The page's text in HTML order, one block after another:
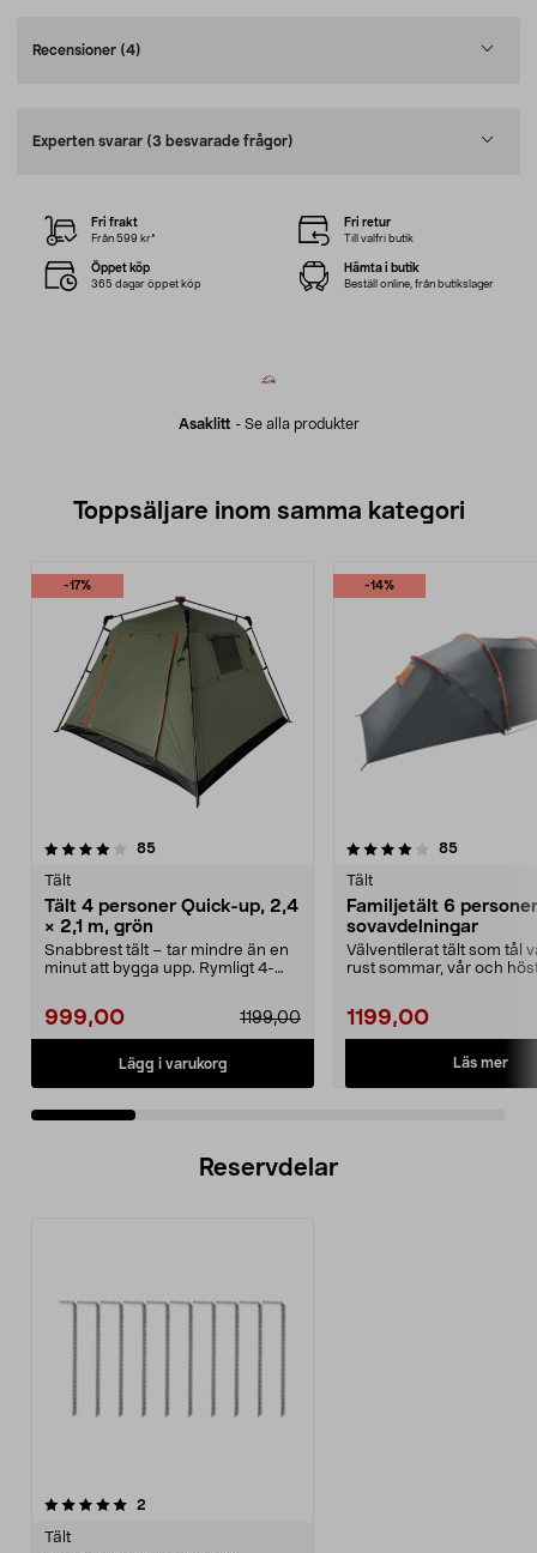
Recensioner (4)
Experten svarar (3 besvarade frågor)
Asaklitt - Se alla produkter
Fri frakt
Från 599 kr*
Fri retur
Till valfri butik
Öppet köp
365 dagar öppet köp
Hämta i butik
Beställ online, från butikslager
Toppsäljare inom samma kategori
-17%
85recensioner
Tält
Tält 4 personer Quick-up, 2,4
× 2,1 m, grön
Snabbrest tält – tar mindre än en
minut att bygga upp. Rymligt 4-
999,00 1199,00
Lägg i varukorg
-14%
4.0 av 5 stjärnor 85recensioner
Tält
Familjetält 6
sovavdelningar
Välventilerat tält som tål
rust sommar, vår och
1199,00
Läs mer
3.0 av 5 stjärnor
Reservdelar
2
Tält